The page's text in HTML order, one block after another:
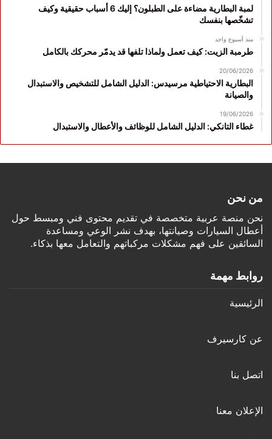
لمبة البطارية مضاءة على الطبلون؟ إليك 6 أسباب حقيقية وكيف
تشخّصها بنفسك
منذ أسبوع واحد
طرمبة الزيت: كيف تعمل ولماذا تلفها قد يدمّر محركك بالكامل
20/06/2026
البطارية الاحتياطية مرسيدس: الدليل الشامل للتشخيص والاستبدال
والصيانة
19/06/2026
غطاء التانكي: الدليل الشامل للوظائف والأعطال والاستبدال
من نحن
نحن منصة عربية متخصصة في تقديم محتوى فني ومبسط حول
أعطال السيارات وصيانتها، بهدف نشر الوعي ومساعدة
السائقين على فهم مشكلات مركباتهم والتعامل معها بذكاء.
روابط مهمة
الرئيسية
عن كارسيرف
اتصل بنا
الإعلان معنا